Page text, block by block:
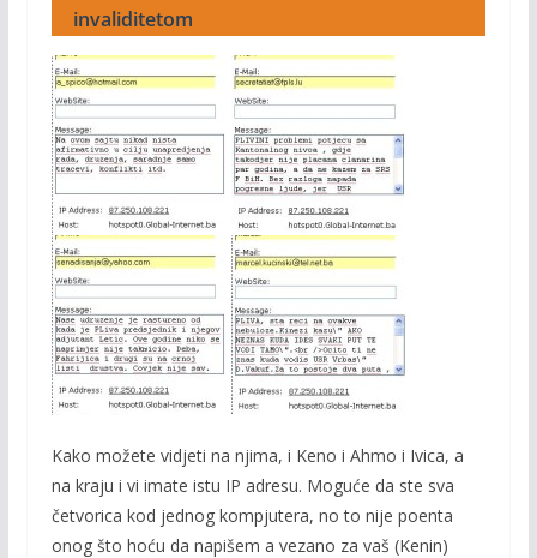
invaliditetom
Kako možete vidjeti na njima, i Keno i Ahmo i Ivica, a
na kraju i vi imate istu IP adresu. Moguće da ste sva
četvorica kod jednog kompjutera, no to nije poenta
onog što hoću da napišem a vezano za vaš (Kenin)